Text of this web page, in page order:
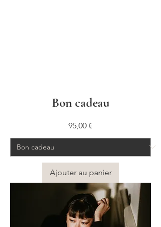
Bon cadeau
Prix
95,00 €
Ajouter au panier